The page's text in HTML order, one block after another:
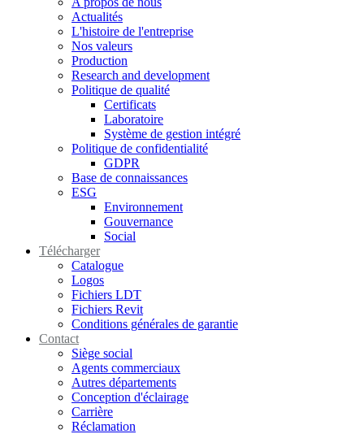
Actualités
L'histoire de l'entreprise
Nos valeurs
Production
Research and development
Politique de qualité
Certificats
Laboratoire
Système de gestion intégré
Politique de confidentialité
GDPR
Base de connaissances
ESG
Environnement
Gouvernance
Social
Télécharger
Catalogue
Logos
Fichiers LDT
Fichiers Revit
Conditions générales de garantie
Contact
Siège social
Agents commerciaux
Autres départements
Conception d'éclairage
Carrière
Réclamation